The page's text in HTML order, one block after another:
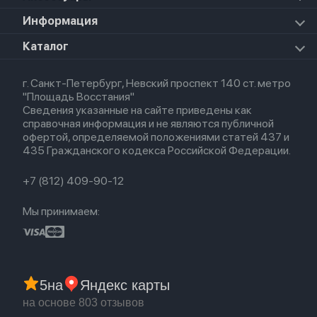
iPad Pro 11 M5 (2025)
Apple Watch Series 8
Apple Watch SE 2022
Airpods Pro
Airpods 3
Airpods (1-е)
EarPods
Apple TV
HomePod 2
Для iPhone
Для Macbook
Информация
О магазине
Политика конфиденциальности
Оплата и доставка
Партнерская программа
Гарантия
Обмен и возврат
Бонусы
Каталог
Новые поступления
Популярное
Акции
г. Санкт-Петербург, Невский проспект 140 ст. метро
"Площадь Восстания"
Сведения указанные на сайте приведены как
справочная информация и не являются публичной
офертой, определяемой положениями статей 437 и
435 Гражданского кодекса Российской Федерации.
+7 (812) 409-90-12
Мы принимаем:
5на Яндекс карты
на основе 803 отзывов